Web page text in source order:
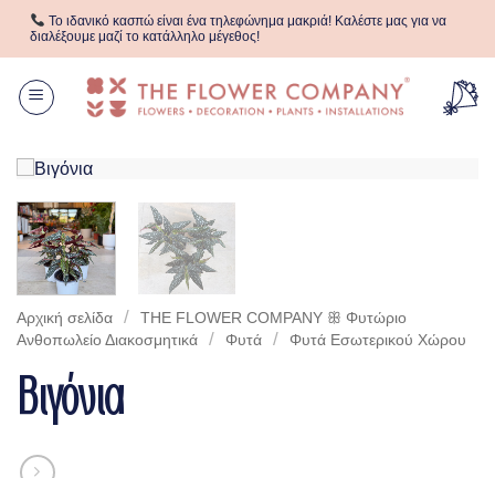
Μετάβαση
Το ιδανικό κασπώ είναι ένα τηλεφώνημα μακριά! Καλέστε μας για να
διαλέξουμε μαζί το κατάλληλο μέγεθος!
Αρχική σελίδα /
THE FLOWER COMPANY ꕥ Φυτώριο
Aνθοπωλείο Διακοσμητικά
/ Φυτά / Φυτά Eσωτερικού Xώρου
Βιγόνια